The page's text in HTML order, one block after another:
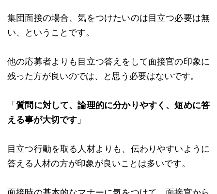
集団面接の場合、気をつけたいのは目立つ必要は無
い、ということです。
他の応募者よりも目立つ答えをして面接官の印象に
残った方が良いのでは、と思う必要はないです。
「質問に対して、論理的に分かりやすく、短めに答
える事が大切です 」
目立つ行動を取る人材よりも、伝わりやすいように
答える人材の方が印象が良いことは多いです。